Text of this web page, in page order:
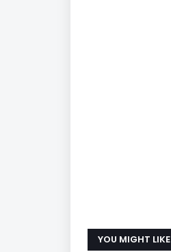
YOU MIGHT LIKE